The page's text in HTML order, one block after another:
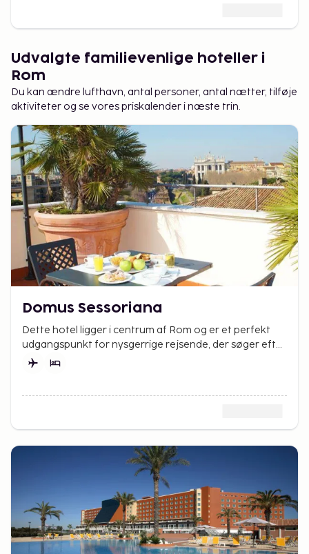
Udvalgte familievenlige hoteller i
Rom
Du kan ændre lufthavn, antal personer, antal nætter, tilføje
aktiviteter og se vores priskalender i næste trin.
Domus Sessoriana
Dette hotel ligger i centrum af Rom og er et perfekt
udgangspunkt for nysgerrige rejsende, der søger efter
eventyr.